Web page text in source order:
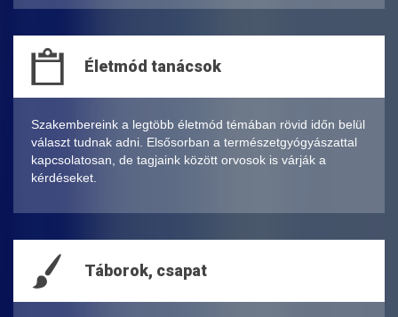
Életmód tanácsok
Szakembereink a legtöbb életmód témában rövid időn belül
választ tudnak adni. Elsősorban a természetgyógyászattal
kapcsolatosan, de tagjaink között orvosok is várják a
kérdéseket.
Táborok, csapat